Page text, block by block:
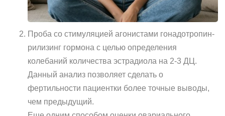
Проба со стимуляцией агонистами гонадотропин-
рилизинг гормона с целью определения
колебаний количества эстрадиола на 2-3 ДЦ.
Данный анализ позволяет сделать о
фертильности пациентки более точные выводы,
чем предыдущий.